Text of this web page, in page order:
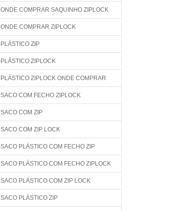
ONDE COMPRAR SAQUINHO ZIPLOCK
ONDE COMPRAR ZIPLOCK
PLÁSTICO ZIP
PLÁSTICO ZIPLOCK
PLÁSTICO ZIPLOCK ONDE COMPRAR
SACO COM FECHO ZIPLOCK
SACO COM ZIP
SACO COM ZIP LOCK
SACO PLÁSTICO COM FECHO ZIP
SACO PLÁSTICO COM FECHO ZIPLOCK
SACO PLÁSTICO COM ZIP LOCK
SACO PLÁSTICO ZIP